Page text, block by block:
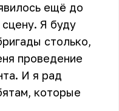
ещё до
сцену. Я буду
столько,
проведение
И я рад
которые